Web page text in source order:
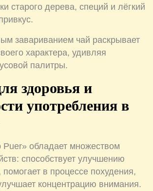
старого дерева, специй и лёгкий
завариванием чай раскрывает
характера, удивляя
палитры.
здоровья и
употребления в
обладает множеством
способствует улучшению
в процессе похудения,
концентрацию внимания.